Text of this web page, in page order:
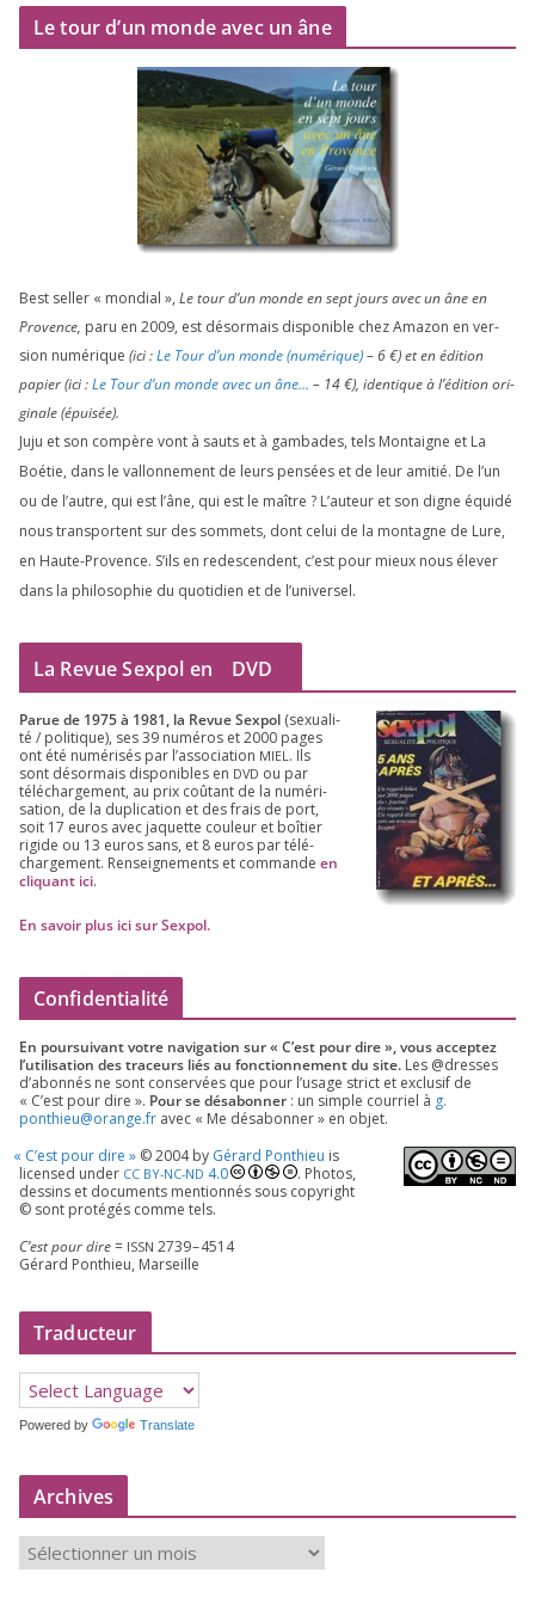
Le tour d’un monde avec un âne
Best sel­ler « mon­dial », Le tour d’un monde en sept jours avec un âne en
Provence, paru en 2009, est désor­mais dis­po­nible chez Amazon en ver­
sion numé­rique (ici :Le Tour d’un monde (numé­rique)–6€) et en édi­tion
papier (ici :Le Tour d’un monde avec un âne… – 14€), iden­tique à l’é­di­tion ori­
gi­nale (épui­sée).
Juju et son com­père vont à sauts et à gam­bades, tels Montaigne et La
Boétie, dans le val­lon­ne­ment de leurs pen­sées et de leur ami­tié. De l’un
ou de l’autre, qui est l’âne, qui est le maître ? L’auteur et son digne équi­dé
nous trans­portent sur des som­mets, dont celui de la mon­tagne de Lure,
en Haute-Provence. S’ils en redes­cendent, c’est pour mieux nous éle­ver
dans la phi­lo­so­phie du quo­ti­dien et de l’universel.
La Revue Sexpol en DVD
Parue de 1975à 1981, la Revue Sex­pol (sexua­li­
té /​ poli­tique), ses39 numé­ros et2000 pages
ont été numé­ri­sés par l’as­so­cia­tion MIEL. Ils
sont désor­mais dis­po­nibles en DVD ou par
télé­char­ge­ment, au prix coû­tant de la numé­ri­
sa­tion, de la dupli­ca­tion et des frais de port,
soit 17 euros avec jaquette cou­leur et boî­tier
rigide ou 13 euros sans, et 8 euros par télé­
char­ge­ment. Ren­sei­gne­ments et com­mande en
cli­quant ici.
En savoir plus ici sur Sexpol.
Confidentialité
En pour­sui­vant votre navi­ga­tion sur « C’est pour dire », vous accep­tez
l’utilisation des tra­ceurs liés au fonc­tion­ne­ment du site. Les @dresses
d’a­bon­nés ne sont conser­vées que pour l’u­sage strict et exclu­sif de
« C’est pour dire ». Pour se désa­bon­ner : un simple cour­riel à g.​
ponthieu@​orange.​fr avec « Me désa­bon­ner » en objet.
« C’est pour dire » ©2004by Gérard Ponthieu is
licen­sed under CC BY-NC-ND 4.0
. Photos,
des­sins et docu­ments men­tion­nés sous copy­right
© sont pro­té­gés comme tels.
C’est pour dire= ISSN 2739–4514
Gérard Ponthieu, Marseille
Traducteur
Powered by Translate
Archives